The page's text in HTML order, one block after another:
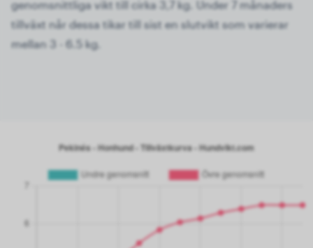
genomsnittliga vikt till cirka 3,7 kg. Under 7 månaders
tillväxt når dessa tikar till sist en slutvikt som varierar
mellan 3 - 6.5 kg.